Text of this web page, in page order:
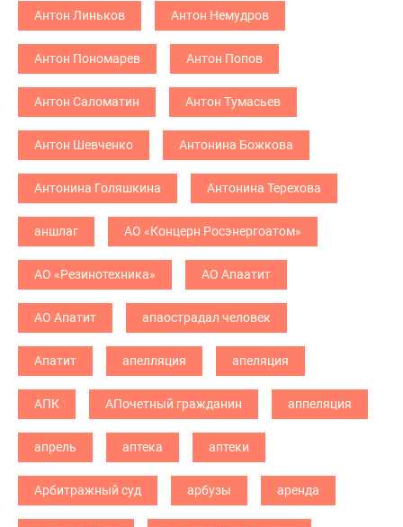
Антон Линьков Антон Немудров
Антон Пономарев Антон Попов
Антон Саломатин Антон Тумасьев
Антон Шевченко Антонина Божкова
Антонина Голяшкина Антонина Терехова
аншлаг АО «Концерн Росэнергоатом»
АО «Резинотехника» АО Апаатит
АО Апатит апаострадал человек
Апатит апелляция апеляция
АПК АПочетный гражданин аппеляция
апрель аптека аптеки
Арбитражный суд арбузы аренда